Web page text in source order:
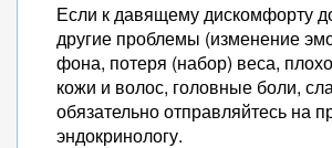
Если к давящему дискомфорту
другие проблемы (изменение
фона, потеря (набор) веса,
кожи и волос, головные боли,
обязательно отправляйтесь на
эндокринологу.